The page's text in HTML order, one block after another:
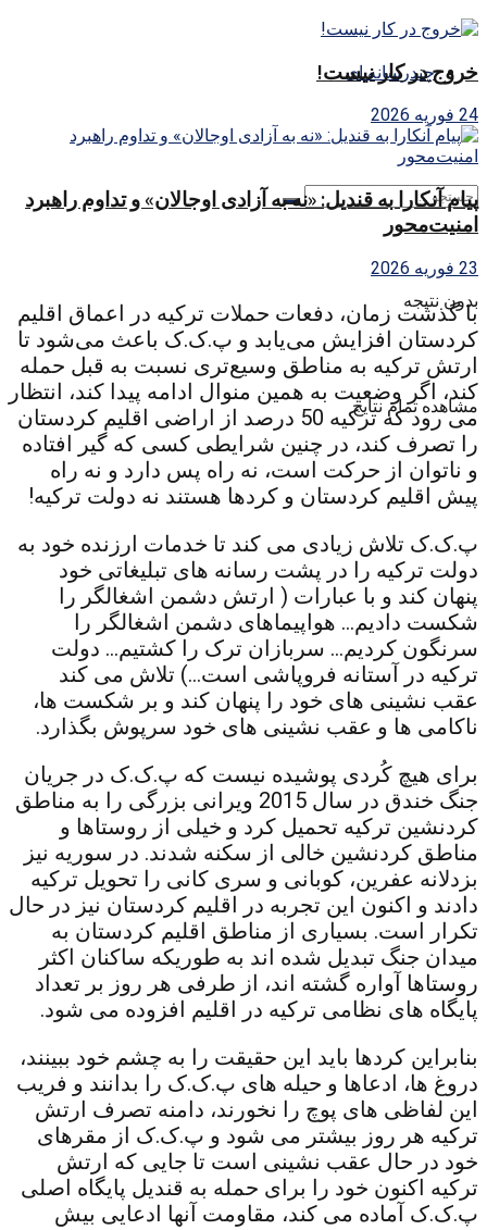
چندرسانه ای
بدون نتیجه
مشاهده تمام نتایج
خروج در کار نیست!
24 فوریه 2026
پیام آنکارا به قندیل: «نه به آزادی اوجالان» و تداوم راهبرد
امنیت‌محور
23 فوریه 2026
با گذشت زمان، دفعات حملات ترکیه در اعماق اقلیم
کردستان افزایش می‌یابد و پ‌.ک‌.ک باعث می‌شود تا
ارتش ترکیه به مناطق وسیع‌تری نسبت به قبل حمله
کند، اگر وضعیت به همین منوال ادامه پیدا کند، انتظار
می رود که ترکیه 50 درصد از اراضی اقلیم کردستان
را تصرف کند، در چنین شرایطی کسی که گیر افتاده
و ناتوان از حرکت است، نه راه پس دارد و نه راه
پیش اقلیم کردستان و کردها هستند نه دولت ترکیه!
پ.ک.ک تلاش زیادی می کند تا خدمات ارزنده خود به
دولت ترکیه را در پشت رسانه های تبلیغاتی خود
پنهان کند و با عبارات ( ارتش دشمن اشغالگر را
شکست دادیم… هواپیماهای دشمن اشغالگر را
سرنگون کردیم… سربازان ترک را کشتیم… دولت
ترکیه در آستانه فروپاشی است…) تلاش می کند
عقب نشینی های خود را پنهان کند و بر شکست ها،
ناکامی ها و عقب نشینی های خود سرپوش بگذارد.
برای هیچ کُردی پوشیده نیست که پ.ک.ک در جریان
جنگ خندق در سال 2015 ویرانی بزرگی را به مناطق
کردنشین ترکیه تحمیل کرد و خیلی از روستاها و
مناطق کردنشین خالی از سکنه شدند. در سوریه نیز
بزدلانه عفرین، کوبانی و سری کانی را تحویل ترکیه
دادند و اکنون این تجربه در اقلیم کردستان نیز در حال
تکرار است. بسیاری از مناطق اقلیم کردستان به
میدان جنگ تبدیل شده اند به طوریکه ساکنان اکثر
روستاها آواره گشته اند، از طرفی هر روز بر تعداد
پایگاه های نظامی ترکیه در اقلیم افزوده می شود.
بنابراین کردها باید این حقیقت را به چشم خود ببینند،
دروغ ها، ادعاها و حیله های پ.ک.ک را بدانند و فریب
این لفاظی های پوچ را نخورند، دامنه تصرف ارتش
ترکیه هر روز بیشتر می شود و پ.ک.ک از مقرهای
خود در حال عقب نشینی است تا جایی که ارتش
ترکیه اکنون خود را برای حمله به قندیل پایگاه اصلی
پ.ک.ک آماده می کند، مقاومت آنها ادعایی بیش